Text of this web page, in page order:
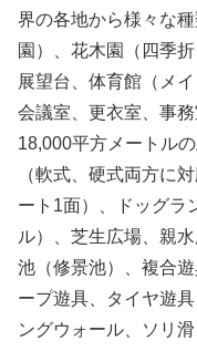
界の各地から様々な
園）、花木園（四季
展望台、体育館（メ
会議室、更衣室、事
18,000平方メートル
（軟式、硬式両方に
ート1面）、ドッグラ
ル）、芝生広場、親
池（修景池）、複合
ープ遊具、タイヤ遊
ングウォール、ソリ